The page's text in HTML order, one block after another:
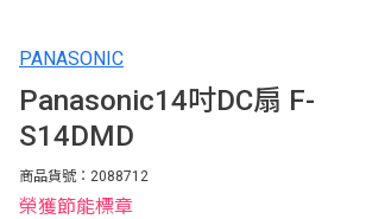
PANASONIC
Panasonic14吋DC扇 F-
S14DMD
商品貨號：2088712
榮獲節能標章